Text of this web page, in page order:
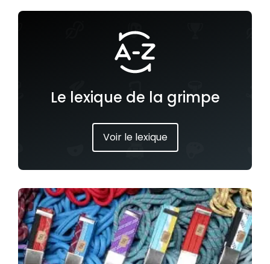
Le lexique de la grimpe
Voir le lexique